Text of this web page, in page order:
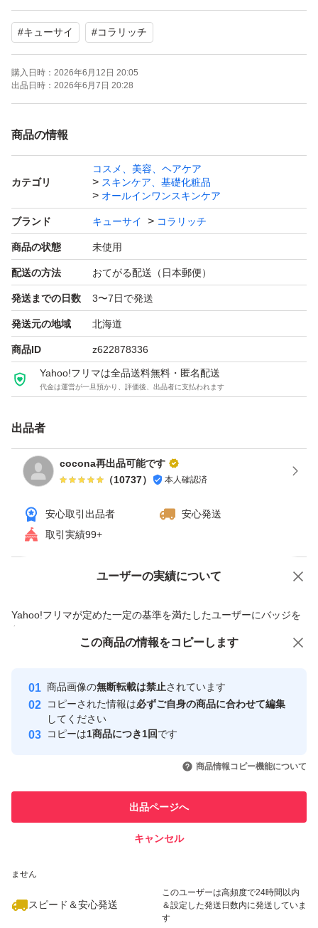
55g
新品未開封です
即購入OK
写真は掲載見本ですので、製造番号が異なる場合がありま
すのでご了承下さい
#キューサイ
#コスメ/美容
#スキンケア/基礎化粧品
#オールインワン化粧品
#オールインワンジェル
#オールインワン
#オールインワンゲル
#オールインワン美容液
#キューサイ #コラリッチ
購入日時： 2026年6月12日 20:05
出品日時： 2026年6月7日 20:28
商品の情報
カテゴリ
コスメ、美容、ヘアケア
スキンケア、基礎化粧品
オールインワンスキンケア
ブランド キューサイ コラリッチ
商品の状態 未使用
配送の方法 おてがる配送（日本郵便）
発送までの日数 3〜7日で発送
発送元の地域 北海道
商品ID z622878336
Yahoo!フリマは全品送料無料・匿名配送
代金は運営が一旦預かり、評価後、出品者に支払われます
出品者
cocona再出品可能です
（10737） 本人確認済
安心取引出品者
安心発送
取引実績99+
ユーザーの実績について
Yahoo!フリマが定めた一定の基準を満たしたユーザーにバッジを
付与しています
安心取引出品者
心・安全なユーザーです
取引実績
引を完了させた実績があります
での取引実績があります
ません
スピード＆安心発送
このユーザーは高頻度で24時間以内
＆設定した発送日数内に発送していま
す
価格の相談 商品への質問
この商品の情報をコピーします
商品画像の無断転載は禁止されています
コピーされた情報は必ずご自身の商品に合わせて編集
してください
コピーは1商品につき1回です
商品情報コピー機能について
出品ページへ
キャンセル
この商品をみている人にオススメ